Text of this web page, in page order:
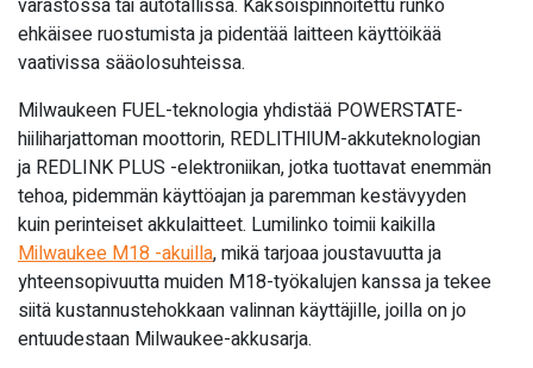
varastossa tai autotallissa. Kaksoispinnoitettu runko
ehkäisee ruostumista ja pidentää laitteen käyttöikää
vaativissa sääolosuhteissa.
Milwaukeen FUEL-teknologia yhdistää POWERSTATE-
hiiliharjattoman moottorin, REDLITHIUM-akkuteknologian
ja REDLINK PLUS -elektroniikan, jotka tuottavat enemmän
tehoa, pidemmän käyttöajan ja paremman kestävyyden
kuin perinteiset akkulaitteet. Lumilinko toimii kaikilla
Milwaukee M18 -akuilla, mikä tarjoaa joustavuutta ja
yhteensopivuutta muiden M18-työkalujen kanssa ja tekee
siitä kustannustehokkaan valinnan käyttäjille, joilla on jo
entuudestaan Milwaukee-akkusarja.